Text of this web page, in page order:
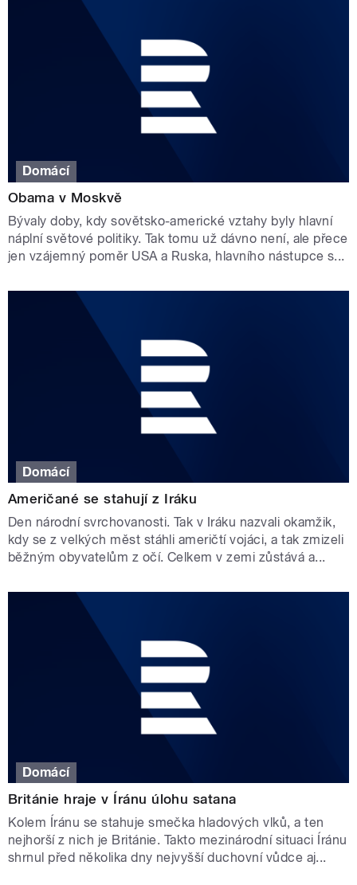
Domácí
Obama v Moskvě
Bývaly doby, kdy sovětsko-americké vztahy byly hlavní
náplní světové politiky. Tak tomu už dávno není, ale přece
jen vzájemný poměr USA a Ruska, hlavního nástupce s...
Domácí
Američané se stahují z Iráku
Den národní svrchovanosti. Tak v Iráku nazvali okamžik,
kdy se z velkých měst stáhli američtí vojáci, a tak zmizeli
běžným obyvatelům z očí. Celkem v zemi zůstává a...
Domácí
Británie hraje v Íránu úlohu satana
Kolem Íránu se stahuje smečka hladových vlků, a ten
nejhorší z nich je Británie. Takto mezinárodní situaci Íránu
shrnul před několika dny nejvyšší duchovní vůdce aj...